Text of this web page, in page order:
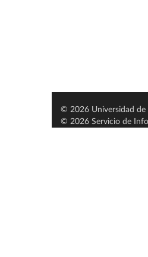
© 2026 Universidad de
© 2026 Servicio de